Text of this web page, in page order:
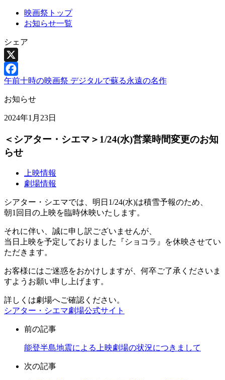
映画祭トップ
お知らせ一覧
シェア
X
Facebook
午前十時の映画祭 デジタルで蘇る永遠の名作
お知らせ
2024年1月23日
＜シアター・シエマ＞1/24(水)営業時間変更のお知
らせ
上映情報
劇場情報
シアター・シエマでは、明日1/24(水)は積雪予報のため、
朝1回目の上映を臨時休映いたします。
それに伴い、誠に申し訳ございませんが、
当日上映を予定しておりました『ショコラ』を休映させてい
ただきます。
お客様にはご迷惑をおかけしますが、何卒ご了承くださいま
すようお願い申し上げます。
詳しくは劇場へご確認ください。
シアター・シエマ劇場公式サイト
前の記事
能登半島地震による上映劇場の状況につきまして
次の記事